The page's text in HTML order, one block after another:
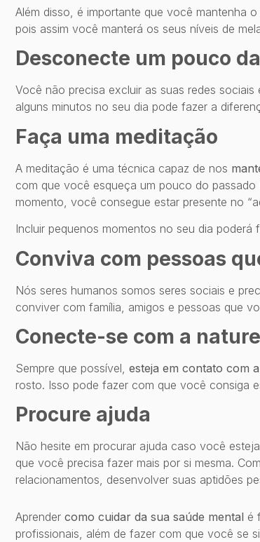
Além disso, é importante que você mantenha
pois assim você manterá os seus níveis de
Desconecte um pouco
Você não precisa excluir as suas redes
alguns minutos no seu dia pode fazer a
Faça uma meditação
A meditação é uma técnica capaz de nos
com que você esqueça um pouco do
momento, você consegue estar presente no
Incluir pequenos momentos no seu dia
Conviva com pessoas
Nós seres humanos somos seres sociais e
conviver com família, amigos e pessoas que
Conecte-se com a
Sempre que possível, esteja em contato com
rosto. Isso pode fazer com que você consiga
Procure ajuda
Não hesite em procurar ajuda caso você
que você precisa fazer mais por si mesma.
relacionamentos, desenvolver suas aptidões
Aprender como cuidar da sua saúde mental é
profissionais, além de fazer com que você se